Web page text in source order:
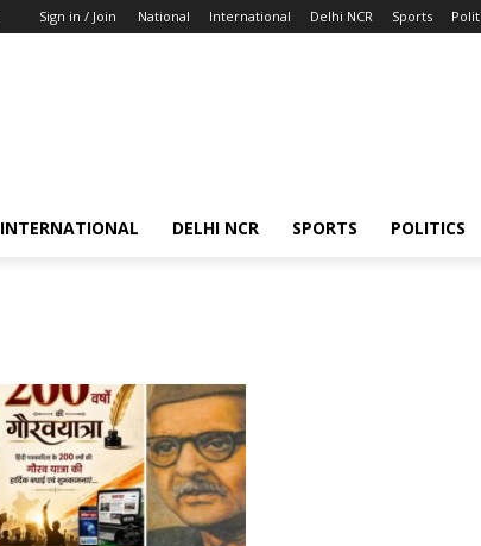
Sign in / Join National International Delhi NCR Sports
INTERNATIONAL DELHI NCR SPORTS POLITICS